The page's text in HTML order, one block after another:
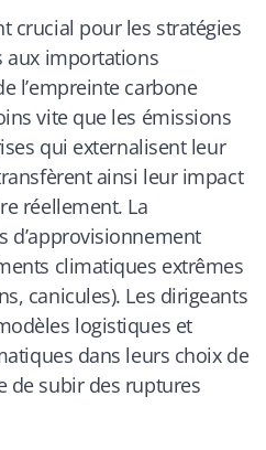
crucial pour les stratégies
aux importations
l’empreinte carbone
vite que les émissions
qui externalisent leur
ainsi leur impact
réellement. La
d’approvisionnement
climatiques extrêmes
canicules). Les dirigeants
logistiques et
dans leurs choix de
de subir des ruptures